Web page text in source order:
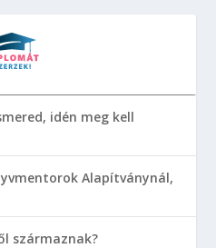
idén meg kell
Alapítványnál,
származnak?